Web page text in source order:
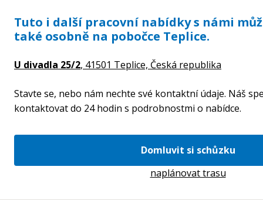
Tuto i další pracovní nabídky s námi
také osobně na pobočce Teplice.
U divadla 25/2, 41501 Teplice, Česká republika
Stavte se, nebo nám nechte své kontaktní údaje. Náš
kontaktovat do 24 hodin s podrobnostmi o nabídce.
Domluvit si schůzku
naplánovat trasu